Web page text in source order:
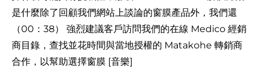
是什麼除了回顧我們網站上談論的窗膜產品外，我們還
（00：38） 強烈建議客戶訪問我們的在線 Medico 經銷
商目錄，查找並花時間與當地授權的 Matakohe 轉銷商
合作，以幫助選擇窗膜 [音樂]